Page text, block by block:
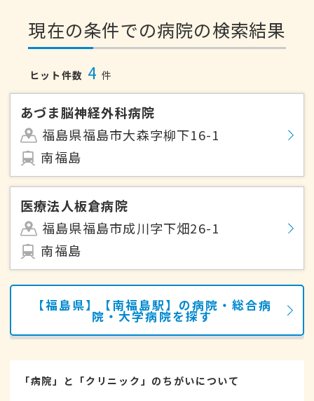
現在の条件での病院の検索結果
ヒット件数 4 件
あづま脳神経外科病院
福島県福島市大森字柳下16-1
南福島
医療法人板倉病院
福島県福島市成川字下畑26-1
南福島
【福島県】【南福島駅】の病院・総合病
院・大学病院を探す
「病院」と「クリニック」のちがいについて